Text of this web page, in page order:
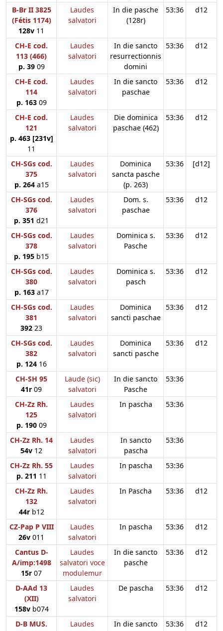
B-Br II 3825
(Fétis 1174)
128v 11
Laudes
salvatori
In die pasche
(128r)
53:36 d12
CH-E cod.
113 (466)
p. 3909
Laudes
salvatori
In die sancto
resurrectionnis
domini
53:36 d12
CH-E cod.
114
p. 16309
Laudes
salvatori
In die sancto
paschae
53:36 d12
CH-E cod.
121
p. 463 [231v]
11
Laudes
salvatori
Die dominica
paschae (462)
53:36 d12
CH-SGs cod.
375
p. 264a15
Laudes
salvatori
Dominica
sancta pasche
(p. 263)
53:36 [d12]
CH-SGs cod.
376
p. 351 d21
Laudes
salvatori
Dom. s.
paschae
53:36 d12
CH-SGs cod.
378
p. 195 b15
Laudes
salvatori
Dominica s.
Pasche
53:36 d12
CH-SGs cod.
380
p. 163a17
Laudes
salvatori
Dominica s.
pasch
53:36 d12
CH-SGs cod.
381
392 23
Laudes
salvatori
Dominica
sancti paschae
53:36 d12
CH-SGs cod.
382
p. 12416
Laudes
salvatori
Dominica
sancti pasche
53:36 d12
CH-SH 95
41r 09
Laude (sic)
salvatori
In die sancto
Pasche
53:36
CH-Zz Rh.
125
p. 19009
Laudes
salvatori
In pascha 53:36
CH-Zz Rh. 14
54v 12
Laudes
salvatori
In sancto
pascha
53:36
CH-Zz Rh. 55
p. 211 11
Laudes
salvatori
In pascha 53:36
CH-Zz Rh.
132
44rb12
Laudes
salvatori
In Pascha 53:36 d12
CZ-Pap P VIII
26v 011
Laudes
salvatori
In pascha 53:36 d12
Cantus D-
A/imp:1498
15r 07
Laudes
salvatori voce
modulemur
In die sancto
pasche
53:36 d12
D-AAd 13
(XII)
158vb074
Laudes
salvatori
De pascha 53:36 d12
D-B MUS.
Laudes
In die sancto
53:36 d12